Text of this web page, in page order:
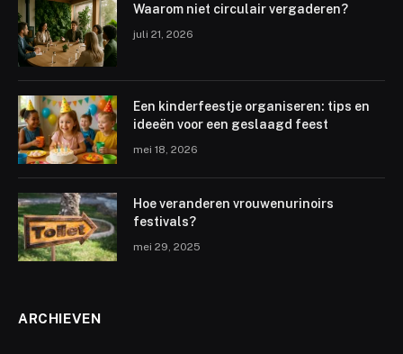
Waarom niet circulair vergaderen?
juli 21, 2026
Een kinderfeestje organiseren: tips en
ideeën voor een geslaagd feest
mei 18, 2026
Hoe veranderen vrouwenurinoirs
festivals?
mei 29, 2025
ARCHIEVEN